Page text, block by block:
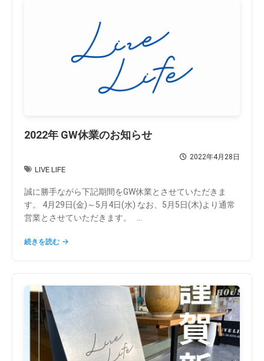
2022年 GW休業のお知らせ
2022年4月28日
LIVE LIFE
誠に勝手ながら下記期間をGW休業とさせていただきま
す。 4月29日(金)～5月4日(水) なお、5月5日(木)より通常
営業とさせていただきます。 ...
続きを読む